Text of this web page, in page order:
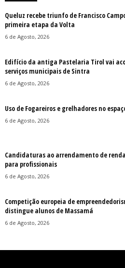
Queluz recebe triunfo de Francisco
primeira etapa da Volta
6 de Agosto, 2026
Edifício da antiga Pastelaria Tirol vai
serviços municipais de Sintra
6 de Agosto, 2026
Uso de Fogareiros e grelhadores no
6 de Agosto, 2026
Candidaturas ao arrendamento de
para profissionais
6 de Agosto, 2026
Competição europeia de
distingue alunos de Massamá
6 de Agosto, 2026